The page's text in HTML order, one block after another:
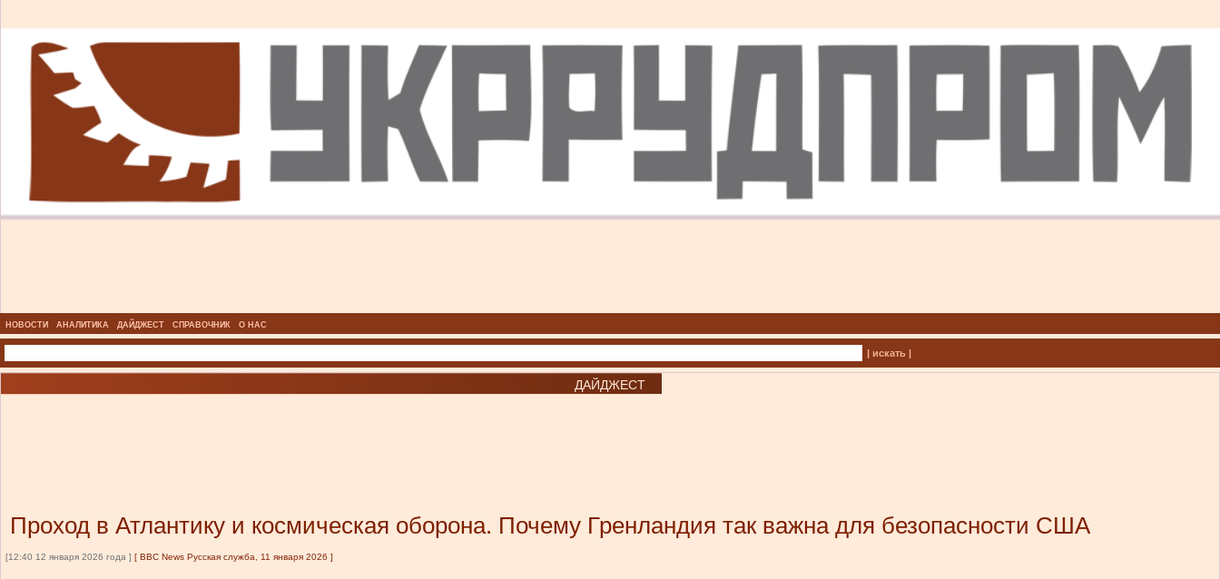
НОВОСТИ АНАЛИТИКА ДАЙДЖЕСТ СПРАВОЧНИК О НАС
| искать |
ДАЙДЖЕСТ
Проход в Атлантику и космическая оборона. Почему Гренландия так важна для безопасности США
[12:40 12 января 2026 года ] [ BBC News Русская служба, 11 января 2026 ]